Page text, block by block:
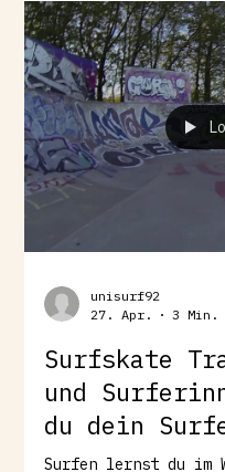
für Surfer*innen
die im
weniger genutzt
Bewegungsabläufe
unisurf92
27. Apr.
3 Min.
Surfskate
und
du dein
Surfen lernst du im